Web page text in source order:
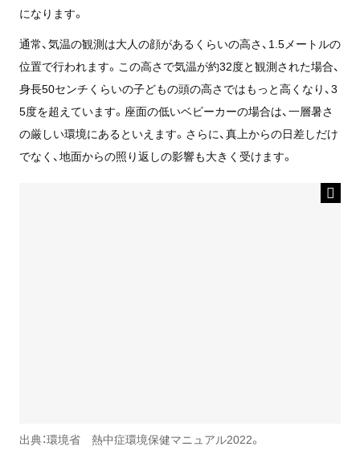
になります。
通常、気温の観測は大人の顔があるくらいの高さ、1.5メートルの
位置で行われます。この高さで気温が約32度と観測された場合、
身長50センチくらいの子どもの頭の高さではもっと高くなり、3
5度を超えています。座面の低いベビーカーの場合は、一層暑さ
の厳しい環境にあるといえます。さらに、真上からの日差しだけ
でなく、地面からの照り返しの影響も大きく受けます。
出典：環境省 熱中症環境保健マニュアル2022。